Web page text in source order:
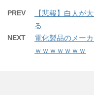
PREV
【悲報】白人が
る
NEXT
電化製品のメー
ｗｗｗｗｗｗｗ